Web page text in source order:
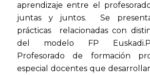
aprendizaje entre el
juntas y juntos. Se
prácticas relacionadas con
del modelo FP
Profesorado de formación
especial docentes que